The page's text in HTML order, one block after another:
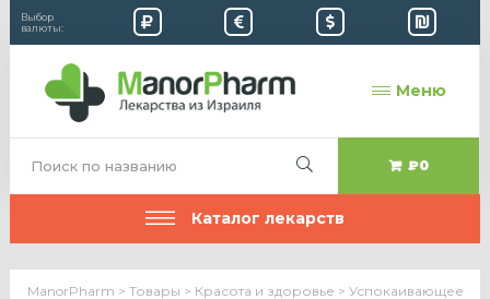
Выбор
валюты:
Меню
₽0
Каталог лекарств
ManorPharm > Товары > Красота и здоровье > Успокаивающее